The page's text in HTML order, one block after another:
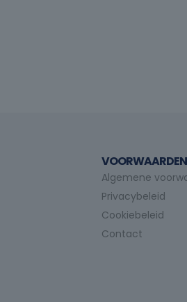
VOORWAARDEN
Algemene
Privacybeleid
Cookiebeleid
Contact